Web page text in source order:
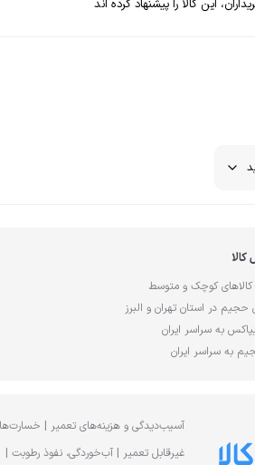
چای ساز
کوچک و متوسط
حجیم در استان تهران و البرز
به سراسر ایران
به سراسر ایران
آسیب‌دیدگی و هزینه‌های تعمیر |
غیرقابل تعمیر | آب‌خوردگی، نفوذ رطوبت |